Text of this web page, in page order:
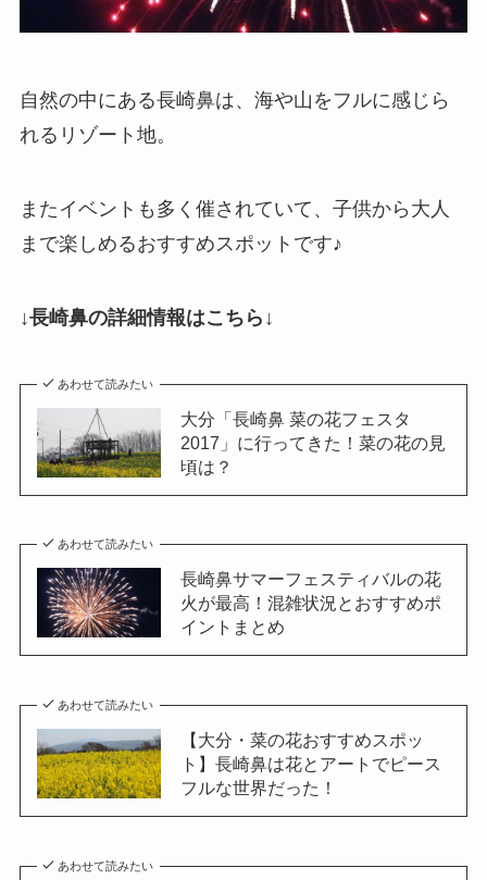
自然の中にある長崎鼻は、海や山をフルに感じら
れるリゾート地。
またイベントも多く催されていて、子供から大人
まで楽しめるおすすめスポットです♪
↓長崎鼻の詳細情報はこちら↓
あわせて読みたい
大分「長崎鼻 菜の花フェスタ
2017」に行ってきた！菜の花の見
頃は？
あわせて読みたい
長崎鼻サマーフェスティバルの花
火が最高！混雑状況とおすすめポ
イントまとめ
あわせて読みたい
【大分・菜の花おすすめスポッ
ト】長崎鼻は花とアートでピース
フルな世界だった！
あわせて読みたい